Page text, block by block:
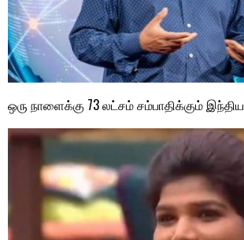
ஒரு நாளைக்கு 73 லட்சம் சம்பாதிக்கும்